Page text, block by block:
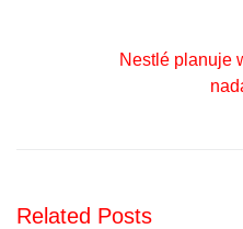
Nestlé planuje
Related Posts